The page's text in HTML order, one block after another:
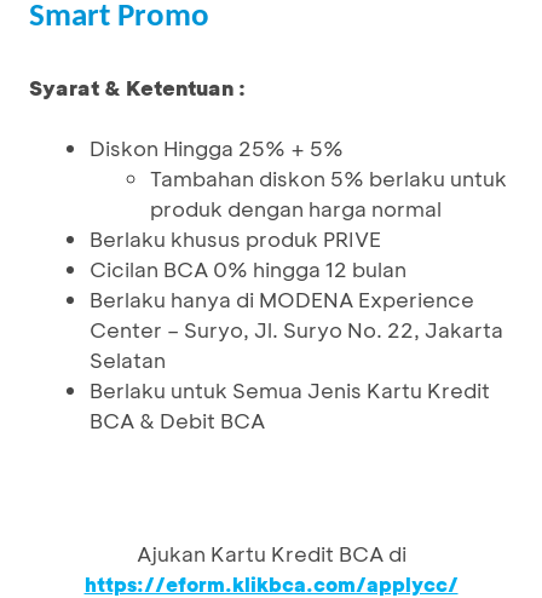
Smart Promo
Syarat & Ketentuan :
Diskon Hingga 25% + 5%
Tambahan diskon 5% berlaku untuk
produk dengan harga normal
Berlaku khusus produk PRIVE
Cicilan BCA 0% hingga 12 bulan
Berlaku hanya di MODENA Experience
Center – Suryo, Jl. Suryo No. 22, Jakarta
Selatan
Berlaku untuk Semua Jenis Kartu Kredit
BCA & Debit BCA
Ajukan Kartu Kredit BCA di
https://eform.klikbca.com/applycc/